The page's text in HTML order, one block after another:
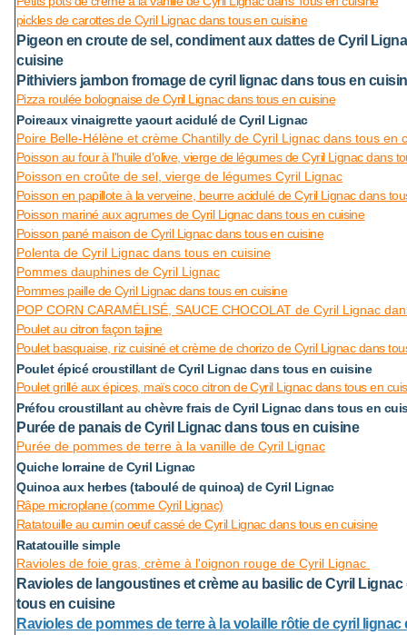
pickles de carottes de Cyril Lignac dans tous en cuisine
Pigeon en croute de sel, condiment aux dattes de Cyril
cuisine
Pithiviers jambon fromage de cyril lignac dans tous en
Pizza roulée bolognaise de Cyril Lignac dans tous en cuisine
Poireaux vinaigrette yaourt acidulé de Cyril Lignac
Poire Belle-Hélène et crème Chantilly de Cyril Lignac dans tous en
Poisson au four à l'huile d'olive, vierge de légumes de Cyril Lignac dans
Poisson en croûte de sel, vierge de légumes Cyril Lignac
Poisson en papillote à la verveine, beurre acidulé de Cyril Lignac dans
Poisson mariné aux agrumes de Cyril Lignac dans tous en cuisine
Poisson pané maison de Cyril Lignac dans tous en cuisine
Polenta de Cyril Lignac dans tous en cuisine
Pommes dauphines de Cyril Lignac
Pommes paille de Cyril Lignac dans tous en cuisine
POP CORN CARAMÉLISÉ, SAUCE CHOCOLAT de Cyril Lignac
Poulet au citron façon tajine
Poulet basquaise, riz cuisiné et crème de chorizo de Cyril Lignac dans
Poulet épicé croustillant de Cyril Lignac dans tous en cuisine
Poulet grillé aux épices, maïs coco citron de Cyril Lignac dans tous en
Préfou croustillant au chèvre frais de Cyril Lignac dans tous en
Purée de panais de Cyril Lignac dans tous en cuisine
Purée de pommes de terre à la vanille de Cyril Lignac
Quiche lorraine de Cyril Lignac
Quinoa aux herbes (taboulé de quinoa) de Cyril Lignac
Râpe microplane (comme Cyril Lignac)
Ratatouille au cumin oeuf cassé de Cyril Lignac dans tous en cuisine
Ratatouille simple
Ravioles de foie gras, crème à l'oignon rouge de Cyril Lignac
Ravioles de langoustines et crème au basilic de Cyril
tous en cuisine
Ravioles de pommes de terre à la volaille rôtie de cyril